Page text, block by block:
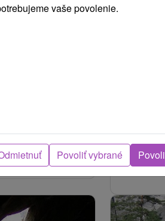
ZOBRAZIŤ
Zámok
Bytča,
mieste
s...
vaše povolenie.
Povoliť vybrané